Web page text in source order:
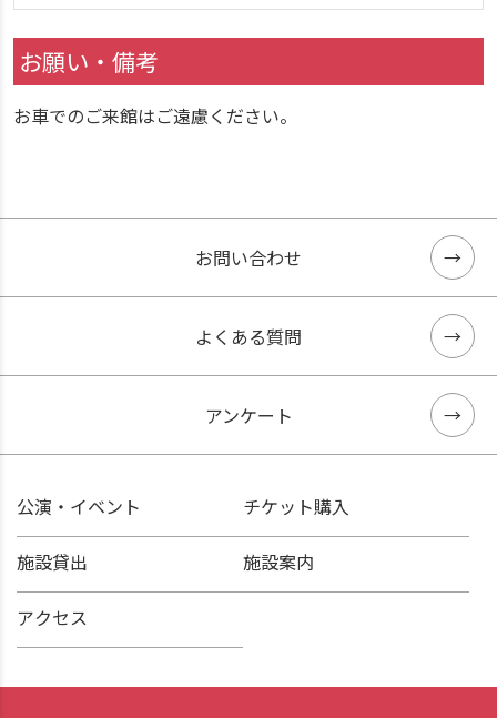
お願い・備考
お車でのご来館はご遠慮ください。
お問い合わせ
よくある質問
アンケート
公演・イベント チケット購入
施設貸出 施設案内
アクセス